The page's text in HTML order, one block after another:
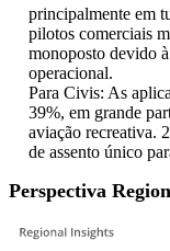
principalmente em
pilotos comerciais
monoposto devido
operacional.
Para Civis: As
39%, em grande
aviação recreativa.
de assento único
Perspectiva